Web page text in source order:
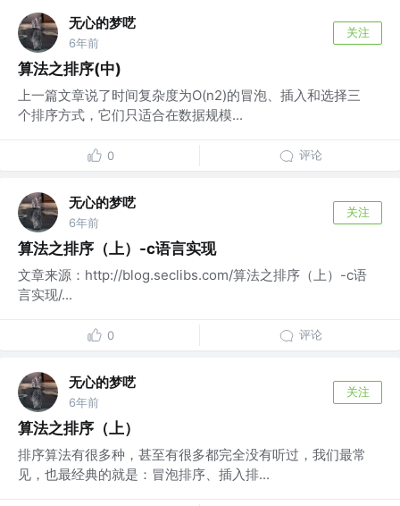
无心的梦呓
6年前
关注
算法之排序(中)
上一篇文章说了时间复杂度为O(n2)的冒泡、插入和选择三
个排序方式，它们只适合在数据规模...
0 评论
无心的梦呓
6年前
关注
算法之排序（上）-c语言实现
文章来源：http://blog.seclibs.com/算法之排序（上）-c语
言实现/...
0 评论
无心的梦呓
6年前
关注
算法之排序（上）
排序算法有很多种，甚至有很多都完全没有听过，我们最常
见，也最经典的就是：冒泡排序、插入排...